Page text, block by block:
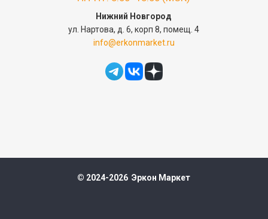
Нижний Новгород
ул. Нартова, д. 6, корп 8, помещ. 4
info@erkonmarket.ru
© 2024-2026 Эркон Маркет